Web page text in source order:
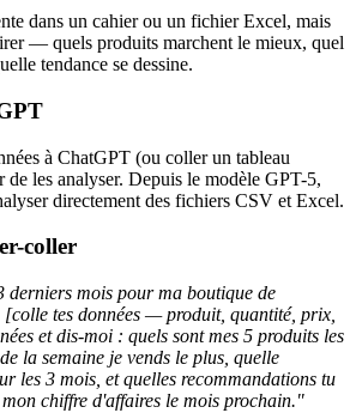
dans un cahier ou un fichier Excel, mais
— quels produits marchent le mieux, quel
tendance se dessine.
à ChatGPT (ou coller un tableau
de les analyser. Depuis le modèle GPT-5,
directement des fichiers CSV et Excel.
coller
derniers mois pour ma boutique de
tes données — produit, quantité, prix,
et dis-moi : quels sont mes 5 produits les
la semaine je vends le plus, quelle
les 3 mois, et quelles recommandations tu
chiffre d'affaires le mois prochain."